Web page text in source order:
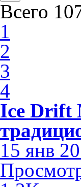
Всего
1
2
3
4
Ice Drift
15 янв